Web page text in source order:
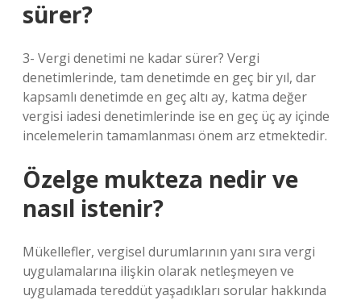
sürer?
3- Vergi denetimi ne kadar sürer? Vergi
denetimlerinde, tam denetimde en geç bir yıl, dar
kapsamlı denetimde en geç altı ay, katma değer
vergisi iadesi denetimlerinde ise en geç üç ay içinde
incelemelerin tamamlanması önem arz etmektedir.
Özelge mukteza nedir ve
nasıl istenir?
Mükellefler, vergisel durumlarının yanı sıra vergi
uygulamalarına ilişkin olarak netleşmeyen ve
uygulamada tereddüt yaşadıkları sorular hakkında